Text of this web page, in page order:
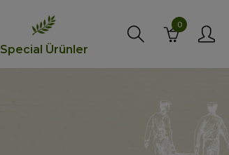
Special Ürünler
0